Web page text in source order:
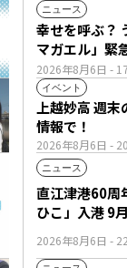
ニュース
2026年8月6日 -
幸せを呼ぶ？
マガエル」緊
イベント
2026年8月6日 -
上越妙高 週末
情報で！
ニュース
2026年8月6日 -
直江津港60周
ひこ